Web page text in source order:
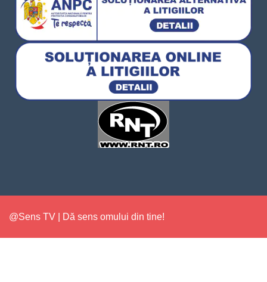
@Sens TV | Dă sens omului din tine!